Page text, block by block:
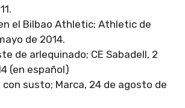
el Bilbao Athletic; Athletic de
de 2014.
de arlequinado; CE Sabadell, 2
(en español)
con susto; Marca, 24 de agosto de